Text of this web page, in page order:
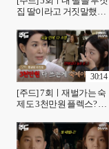
집 딸이라고 거짓말했어
방송
[주드] 7회ㅣ재벌가는 숙
제도 3천만원 플렉스? 그
[황금빛 내 인생]| KBS 방
송
30:14